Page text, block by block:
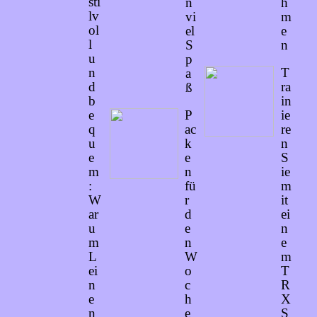
lv
ol
l
u
n
d
b
e
q
u
e
m
:
W
ar
u
m
L
ei
n
e
n
vi
el
S
p
a
ß
P
ac
k
e
n
fü
r
d
e
n
W
o
c
h
e
m
e
n
T
ra
in
ie
re
n
S
ie
m
it
ei
n
e
m
T
R
X
S